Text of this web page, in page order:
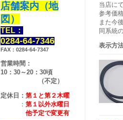
当店に
参考価
また今
同系統
表示方
店舗案内（地
図）
TEL：
0284-64-7346
FAX：0284-64-7347
営業時間：
10：30～20：30頃
（不定）
定休日： 第１と第２木曜
： 第１以外水曜日
他予定で変更有